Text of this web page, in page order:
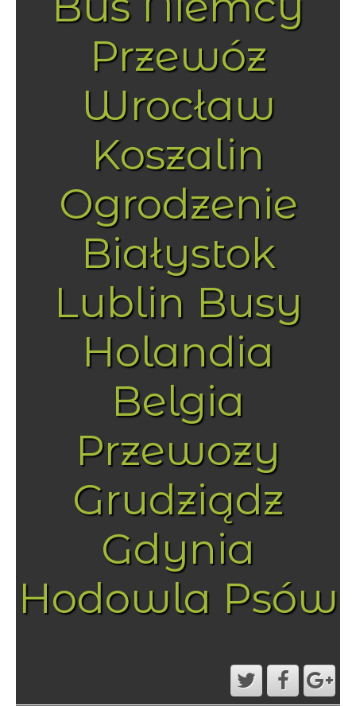
Przewóz
Wrocław
Koszalin
Ogrodzenie
Białystok
Lublin Busy
Holandia
Belgia
Przewozy
Grudziądz
Gdynia
Hodowla Psów